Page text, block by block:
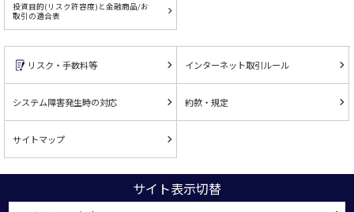
投資目的(リスク許容度)と金融商品/お
取引の適合表
リスク・手数料等 インターネット取引ルール
システム障害発生時の対応 約款・規定
サイトマップ
サイト表示切替